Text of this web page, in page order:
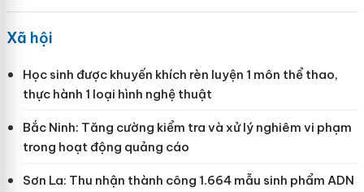
Xã hội
Học sinh được khuyến khích rèn luyện 1 môn thể thao,
thực hành 1 loại hình nghệ thuật
Bắc Ninh: Tăng cường kiểm tra và xử lý nghiêm vi phạm
trong hoạt động quảng cáo
Sơn La: Thu nhận thành công 1.664 mẫu sinh phẩm ADN